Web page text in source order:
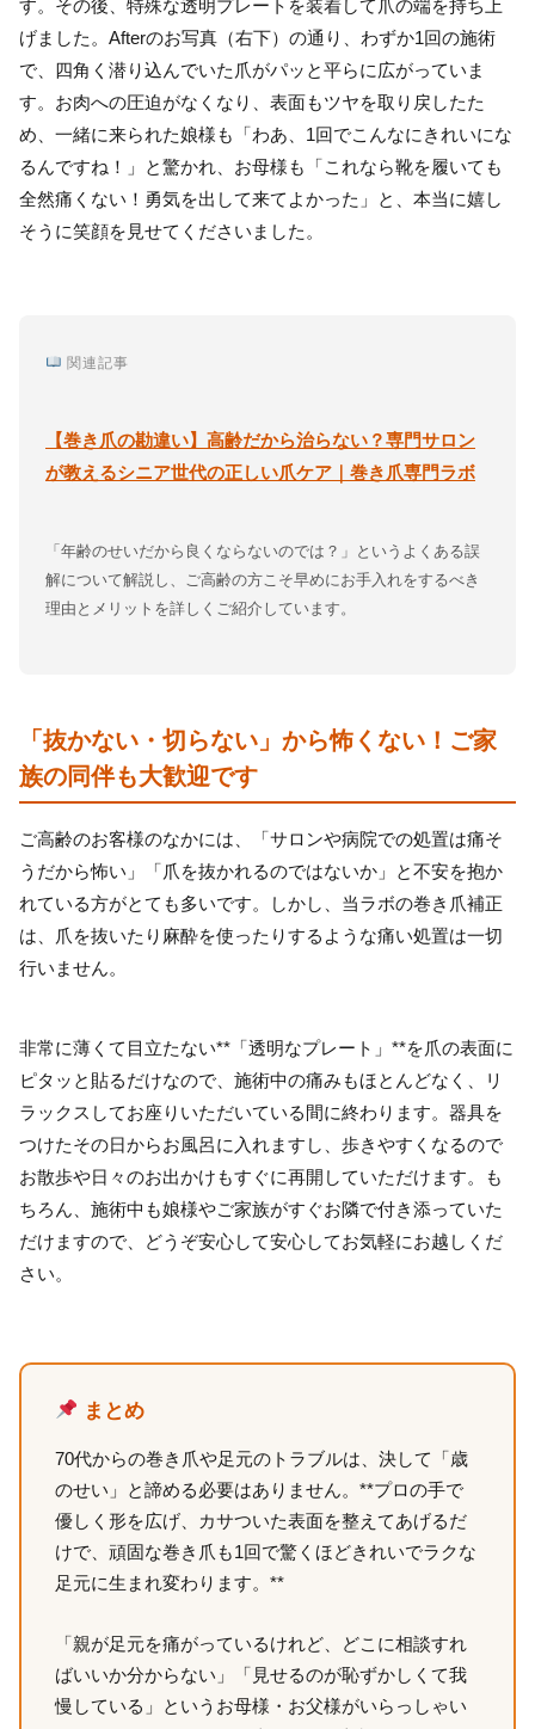
す。その後、特殊な透明プレートを装着して爪の端を持ち上
げました。Afterのお写真（右下）の通り、わずか1回の施術
で、四角く潜り込んでいた爪がパッと平らに広がっていま
す。お肉への圧迫がなくなり、表面もツヤを取り戻したた
め、一緒に来られた娘様も「わあ、1回でこんなにきれいにな
るんですね！」と驚かれ、お母様も「これなら靴を履いても
全然痛くない！勇気を出して来てよかった」と、本当に嬉し
そうに笑顔を見せてくださいました。
関連記事
【巻き爪の勘違い】高齢だから治らない？専門サロン
が教えるシニア世代の正しい爪ケア｜巻き爪専門ラボ
「年齢のせいだから良くならないのでは？」というよくある誤
解について解説し、ご高齢の方こそ早めにお手入れをするべき
理由とメリットを詳しくご紹介しています。
「抜かない・切らない」から怖くない！ご家
族の同伴も大歓迎です
ご高齢のお客様のなかには、「サロンや病院での処置は痛そ
うだから怖い」「爪を抜かれるのではないか」と不安を抱か
れている方がとても多いです。しかし、当ラボの巻き爪補正
は、爪を抜いたり麻酔を使ったりするような痛い処置は一切
行いません。
非常に薄くて目立たない**「透明なプレート」**を爪の表面に
ピタッと貼るだけなので、施術中の痛みもほとんどなく、リ
ラックスしてお座りいただいている間に終わります。器具を
つけたその日からお風呂に入れますし、歩きやすくなるので
お散歩や日々のお出かけもすぐに再開していただけます。も
ちろん、施術中も娘様やご家族がすぐお隣で付き添っていた
だけますので、どうぞ安心して安心してお気軽にお越しくだ
さい。
まとめ
70代からの巻き爪や足元のトラブルは、決して「歳
のせい」と諦める必要はありません。**プロの手で
優しく形を広げ、カサついた表面を整えてあげるだ
けで、頑固な巻き爪も1回で驚くほどきれいでラクな
足元に生まれ変わります。**
「親が足元を痛がっているけれど、どこに相談すれ
ばいいか分からない」「見せるのが恥ずかしくて我
慢している」というお母様・お父様がいらっしゃい